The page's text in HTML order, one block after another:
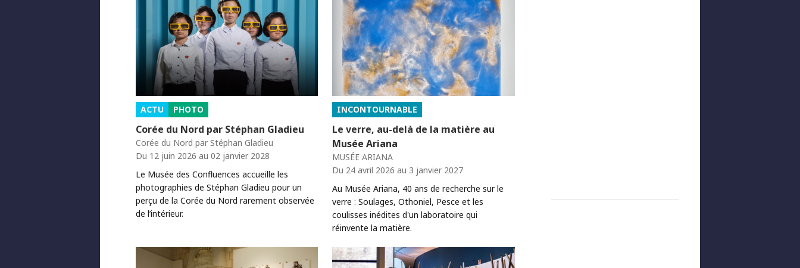
ACTU PHOTO
Corée du Nord par Stéphan Gladieu
Corée du Nord par Stéphan Gladieu
Du 12 juin 2026 au 02 janvier 2028
Le Musée des Confluences accueille les
photographies de Stéphan Gladieu pour un
perçu de la Corée du Nord rarement observée
de l’intérieur.
INCONTOURNABLE
Le verre, au-delà de la matière au
Musée Ariana
MUSÉE ARIANA
Du 24 avril 2026 au 3 janvier 2027
Au Musée Ariana, 40 ans de recherche sur le
verre : Soulages, Othoniel, Pesce et les
coulisses inédites d'un laboratoire qui
réinvente la matière.